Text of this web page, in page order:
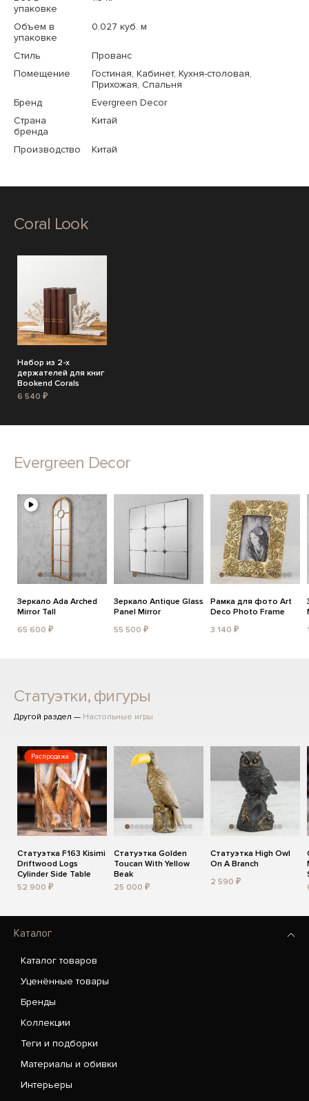
упаковке
Объем в
упаковке
0.027 куб. м
Стиль
Прованс
Помещение
Гостиная, Кабинет, Кухня-столовая,
Прихожая, Спальня
Бренд
Evergreen Decor
Страна
бренда
Китай
Производство Китай
Coral Look
Набор из 2-х
держателей для книг
Bookend Corals
6 540 ₽
Evergreen Decor
Зеркало Ada Arched
Mirror Tall
65 600 ₽
Зеркало Antique Glass
Panel Mirror
55 500 ₽
Рамка для фото Art
Deco Photo Frame
3 140 ₽
Статуэтки, фигуры
Другой раздел — Настольные игры
Распродажа
Статуэтка F163 Kisimi
Driftwood Logs
Cylinder Side Table
52 900 ₽
Статуэтка Golden
Toucan With Yellow
Beak
25 000 ₽
Статуэтка High Owl
On A Branch
2 590 ₽
Каталог
Каталог товаров
Уценённые товары
Бренды
Коллекции
Теги и подборки
Материалы и обивки
Интерьеры